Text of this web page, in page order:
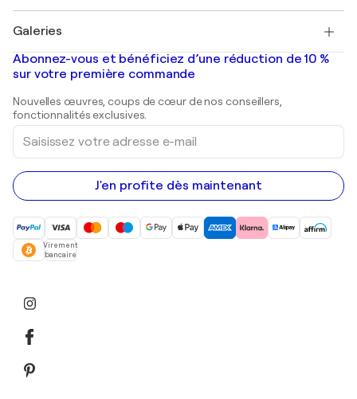
Banksy
Mr. Brainwash
Shepard Fairey
Tableaux abstraits à vendre
Peintures de paysage
Estampes
Peintures acryliques
Galeries
Galeries d'art en France
Galeries d'art en Belgique
Abonnez-vous et bénéficiez d’une réduction de 10 %
sur votre première commande
Nouvelles œuvres, coups de cœur de nos conseillers,
fonctionnalités exclusives.
Saisissez
votre
adresse
e-
mail
J'en profite dès maintenant
Virement
bancaire